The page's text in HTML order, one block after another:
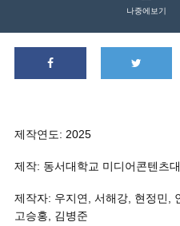
나중에보기
제작연도: 2025
제작: 동서대학교 미디어콘텐츠
제작자: 우지연, 서해강, 현정민,
고승홍, 김병준